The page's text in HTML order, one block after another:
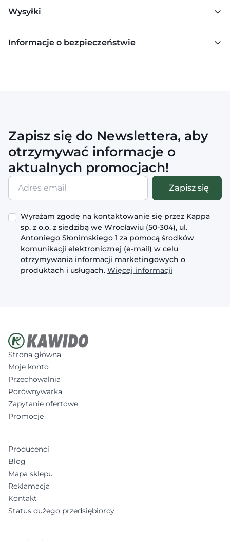
Wysyłki
Informacje o bezpieczeństwie
Zapisz się do Newslettera, aby
otrzymywać informacje o
aktualnych promocjach!
Adres
email
Zapisz się
Wyrażam zgodę na kontaktowanie się przez Kappa
sp. z o.o. z siedzibą we Wrocławiu (50-304), ul.
Antoniego Słonimskiego 1 za pomocą środków
komunikacji elektronicznej (e-mail) w celu
otrzymywania informacji marketingowych o
produktach i usługach. Więcej informacji
Strona główna
Moje konto
Przechowalnia
Porównywarka
Zapytanie ofertowe
Promocje
Producenci
Blog
Mapa sklepu
Reklamacja
Kontakt
Status dużego przedsiębiorcy